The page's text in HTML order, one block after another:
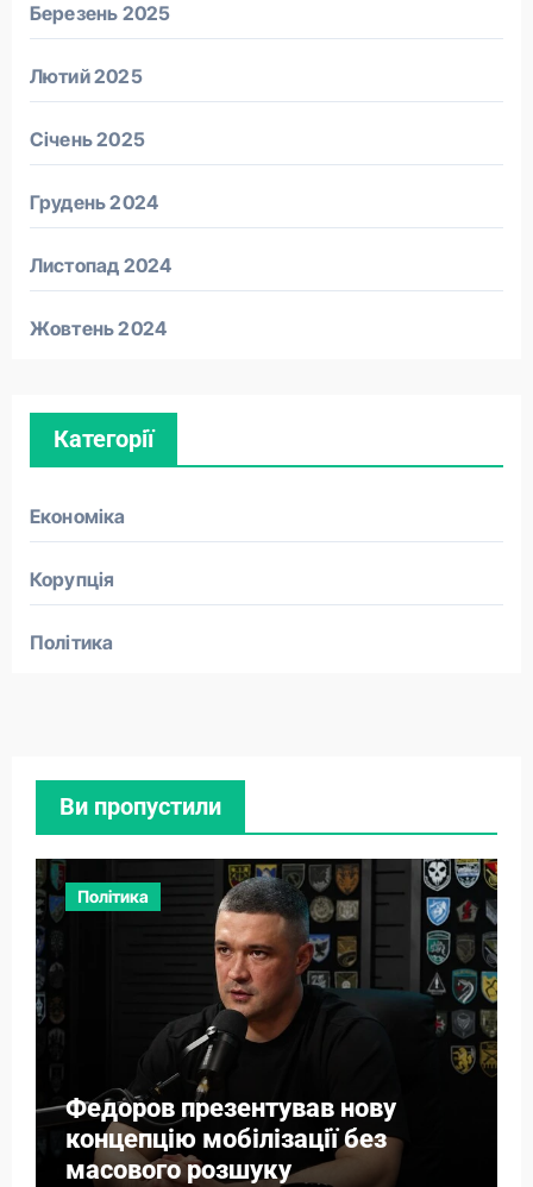
Березень 2025
Лютий 2025
Січень 2025
Грудень 2024
Листопад 2024
Жовтень 2024
Категорії
Економіка
Корупція
Політика
Ви пропустили
Політика
Федоров презентував нову
концепцію мобілізації без
масового розшуку